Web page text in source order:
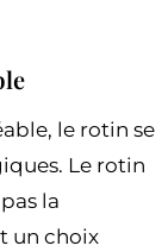
le rotin se
Le rotin
la
un choix